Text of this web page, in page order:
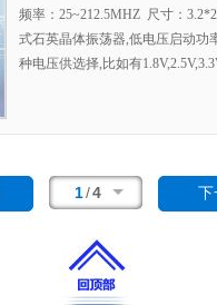
晶振
频率：25~212.5MHZ 尺寸：
式石英晶体振荡器,低电压启动功
种电压供选择,比如有
Express的SDH / SONET发射基站
1/4 下